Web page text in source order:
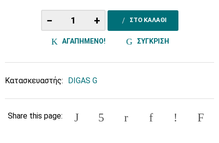
− + ΣΤΟ ΚΑΛΑΘΙ
ΑΓΑΠΗΜΕΝΟ! ΣΥΓΚΡΙΣΗ
Κατασκευαστής: DIGAS G
Share this page: